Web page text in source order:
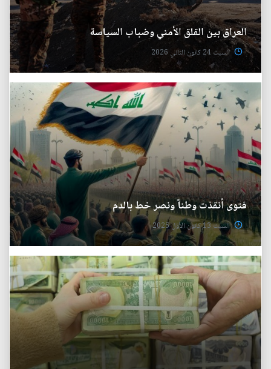
العراق بين القلق الأمني وضباب السياسة
السبت 24 كانون الثاني 2026
فتوى أنقذت وطناً ونصر خط بالدم
السبت 13 كانون الأول 2025